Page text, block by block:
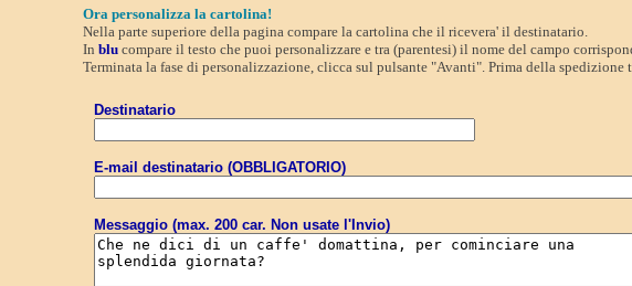
Ora personalizza la cartolina!
Nella parte superiore della pagina compare la cartolina che il ricevera' il destinatario.
In blucompare il testo che puoi personalizzare e tra (parentesi) il nome del campo
Terminata la fase di personalizzazione, clicca sul pulsante "Avanti". Prima della
Destinatario
E-mail destinatario (OBBLIGATORIO)
Messaggio (max. 200 car. Non usate l'Invio)